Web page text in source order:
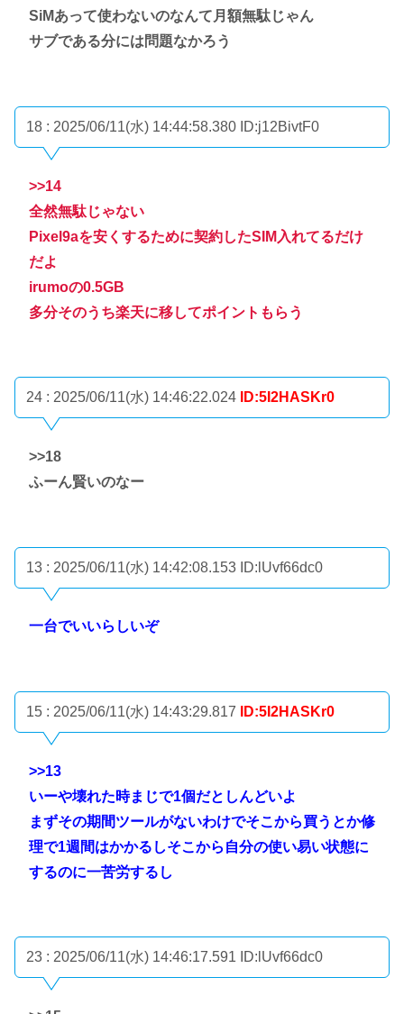
SiMあって使わないのなんて月額無駄じゃん
サブである分には問題なかろう
18 : 2025/06/11(水) 14:44:58.380 ID:j12BivtF0
>>14
全然無駄じゃない
Pixel9aを安くするために契約したSIM入れてるだけ
だよ
irumoの0.5GB
多分そのうち楽天に移してポイントもらう
24 : 2025/06/11(水) 14:46:22.024 ID:5I2HASKr0
>>18
ふーん賢いのなー
13 : 2025/06/11(水) 14:42:08.153 ID:lUvf66dc0
一台でいいらしいぞ
15 : 2025/06/11(水) 14:43:29.817 ID:5I2HASKr0
>>13
いーや壊れた時まじで1個だとしんどいよ
まずその期間ツールがないわけでそこから買うとか修
理で1週間はかかるしそこから自分の使い易い状態に
するのに一苦労するし
23 : 2025/06/11(水) 14:46:17.591 ID:lUvf66dc0